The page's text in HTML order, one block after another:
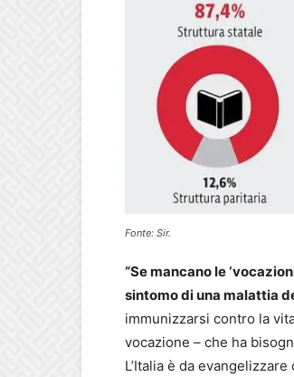
Fonte: Sir.
“Se mancano le
sintomo di una malattia
immunizzarsi contro la
vocazione – che ha
L’Italia è da